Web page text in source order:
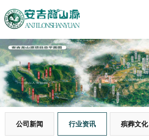
公司新闻 行业资讯 殡葬文化